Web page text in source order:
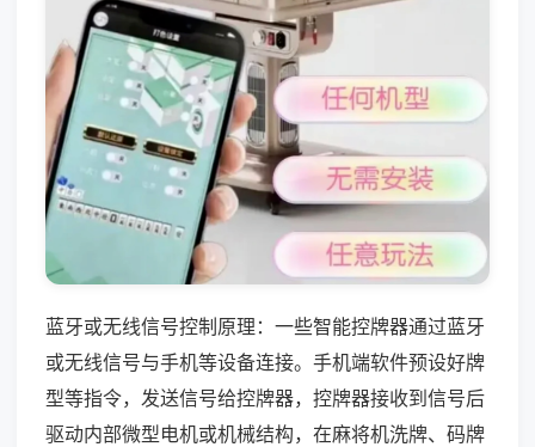
蓝牙或无线信号控制原理：一些智能控牌器通过蓝牙
或无线信号与手机等设备连接。手机端软件预设好牌
型等指令，发送信号给控牌器，控牌器接收到信号后
驱动内部微型电机或机械结构，在麻将机洗牌、码牌